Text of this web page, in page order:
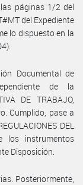
páginas 1/2 del
del Expediente
lo dispuesto en la
Documental de
de la
DE TRABAJO,
Cumplido, pase a
DEL
los instrumentos
Disposición.
Posteriormente,